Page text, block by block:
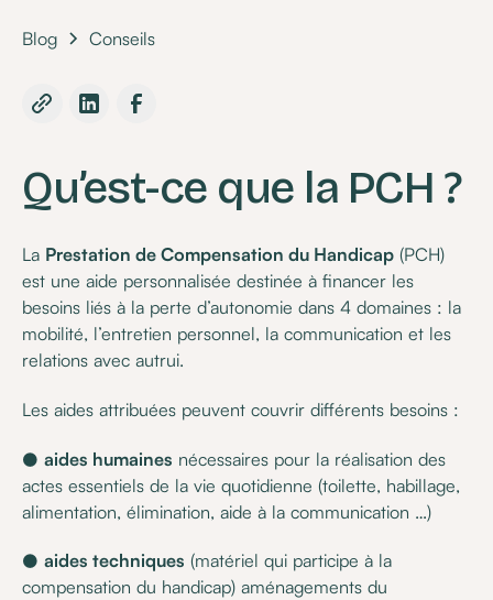
Blog Conseils
Qu’est-ce que la PCH ?
La Prestation de Compensation du Handicap (PCH)
est une aide personnalisée destinée à financer les
besoins liés à la perte d’autonomie dans 4 domaines : la
mobilité, l’entretien personnel, la communication et les
relations avec autrui.
Les aides attribuées peuvent couvrir différents besoins :
●aides humaines nécessaires pour la réalisation des
actes essentiels de la vie quotidienne (toilette, habillage,
alimentation, élimination, aide à la communication …)
●aides techniques (matériel qui participe à la
compensation du handicap) aménagements du